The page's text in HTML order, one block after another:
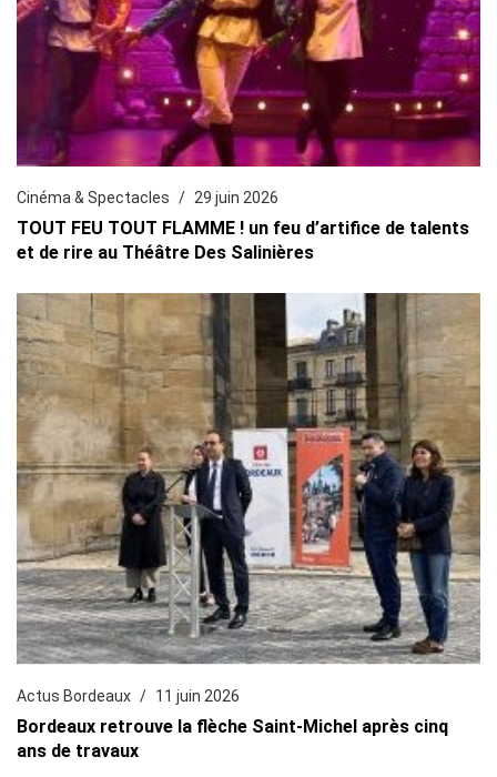
Cinéma & Spectacles 29 juin 2026
TOUT FEU TOUT FLAMME ! un feu d’artifice de talents
et de rire au Théâtre Des Salinières
Actus Bordeaux 11 juin 2026
Bordeaux retrouve la flèche Saint-Michel après cinq
ans de travaux